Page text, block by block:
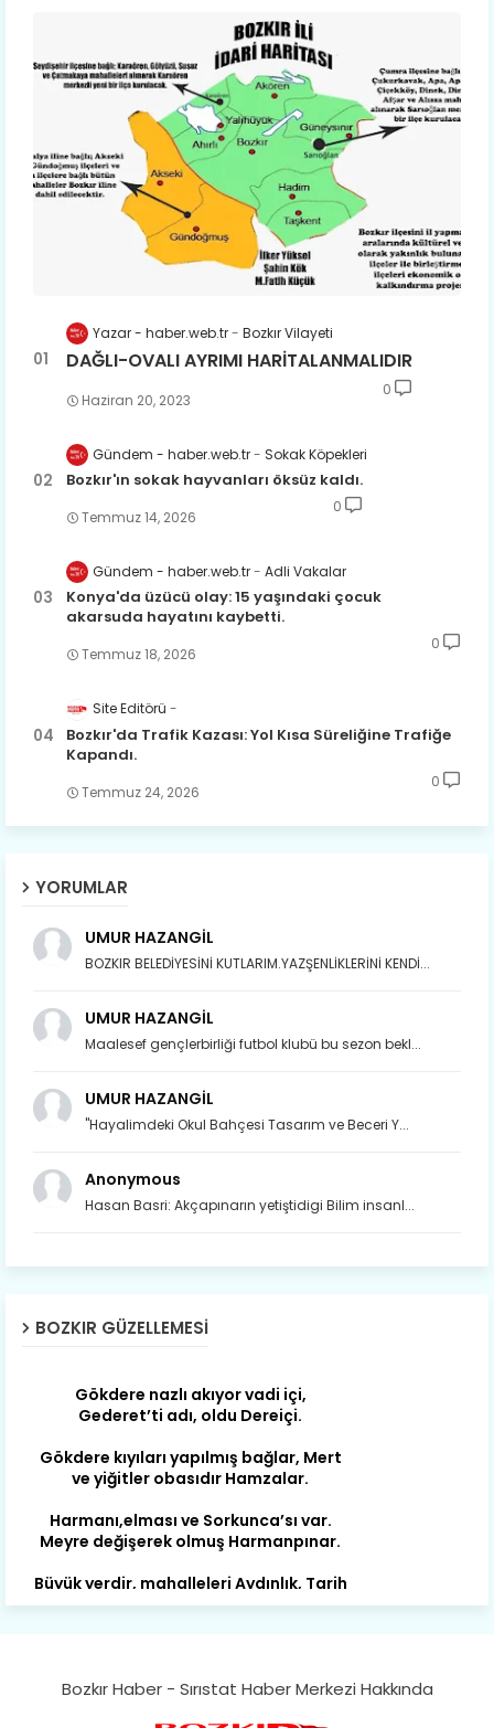
Yazar - haber.web.tr Bozkır Vilayeti
DAĞLI-OVALI AYRIMI HARİTALANMALIDIR
Haziran 20, 2023
0
Gündem - haber.web.tr Sokak Köpekleri
Bozkır'ın sokak hayvanları öksüz kaldı.
Temmuz 14, 2026
0
Gündem - haber.web.tr Adli Vakalar
Konya'da üzücü olay: 15 yaşındaki çocuk
akarsuda hayatını kaybetti.
Temmuz 18, 2026
0
Site Editörü
Bozkır'da Trafik Kazası: Yol Kısa Süreliğine Trafiğe
Kapandı.
Temmuz 24, 2026
0
YORUMLAR
UMUR HAZANGİL
BOZKIR BELEDİYESİNİ KUTLARIM.YAZŞENLİKLERİNİ KENDİ...
UMUR HAZANGİL
Maalesef gençlerbirliği futbol klubü bu sezon bekl...
UMUR HAZANGİL
"Hayalimdeki Okul Bahçesi Tasarım ve Beceri Y...
Anonymous
Hasan Basri: Akçapınarın yetiştidigi Bilim insanl...
BOZKIR GÜZELLEMESI
Tanıtır Bozkır’ı acizâne Dere.
Gökdere kıyıları yapılmış bağlar, Mert
Harmanı,elması ve Sorkunca’sı var.
Büyük yerdir, mahalleleri Aydınlık, Tarih
Belören, Koçaş, Kuzören vermiş hep
yorgun. Şehit Berâtlı, halkı yiğit genç
Bozkır Haber - Sırıstat Haber Merkezi Hakkında